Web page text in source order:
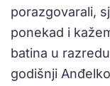
porazgovarali,
ponekad i
batina u
godišnji